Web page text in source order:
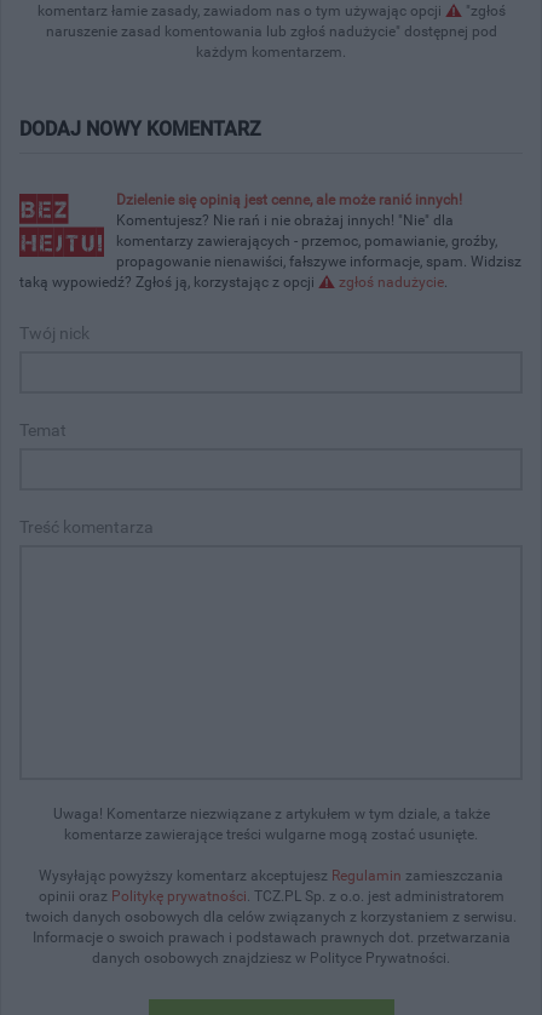
komentarz łamie zasady, zawiadom nas o tym używając opcji
"zgłoś
naruszenie zasad komentowania lub zgłoś nadużycie" dostępnej pod
każdym komentarzem.
DODAJ NOWY KOMENTARZ
Dzielenie się opinią jest cenne, ale może ranić innych!
Komentujesz? Nie rań i nie obrażaj innych! "Nie" dla
komentarzy zawierających - przemoc, pomawianie, groźby,
propagowanie nienawiści, fałszywe informacje, spam. Widzisz
taką wypowiedź? Zgłoś ją, korzystając z opcji
zgłoś nadużycie.
Twój nick
Temat
Treść komentarza
Uwaga! Komentarze niezwiązane z artykułem w tym dziale, a także
komentarze zawierające treści wulgarne mogą zostać usunięte.
Wysyłając powyższy komentarz akceptujesz Regulamin zamieszczania
opinii oraz Politykę prywatności. TCZ.PL Sp. z o.o. jest administratorem
twoich danych osobowych dla celów związanych z korzystaniem z serwisu.
Informacje o swoich prawach i podstawach prawnych dot. przetwarzania
danych osobowych znajdziesz w Polityce Prywatności.